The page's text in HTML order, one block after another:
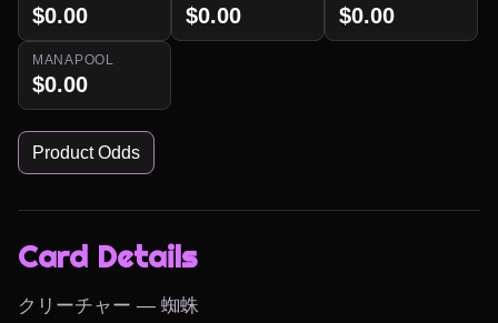
$0.00 $0.00 $0.00
MANAPOOL
$0.00
Product Odds
Card Details
クリーチャー — 蜘蛛